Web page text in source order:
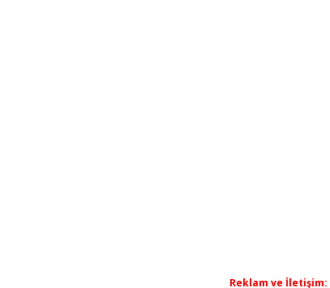
Reklam ve İletişim: